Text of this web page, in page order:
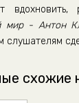
10
11
мир - Антон
слушателям
схожие